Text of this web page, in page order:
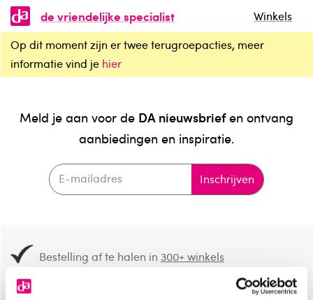
de vriendelijke specialist
Winkels
Op dit moment zijn er twee terugroepacties, meer
informatie vind je hier
Meld je aan voor de DA nieuwsbriefen ontvang
aanbiedingen en inspiratie.
Inschrijven
Bestelling af te halen in300+ winkels